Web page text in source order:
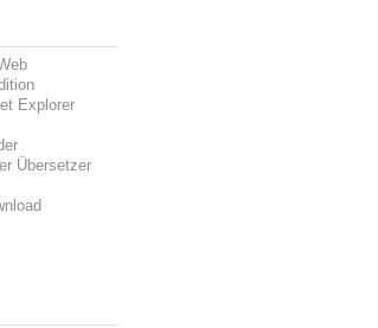
Explorer
Übersetzer